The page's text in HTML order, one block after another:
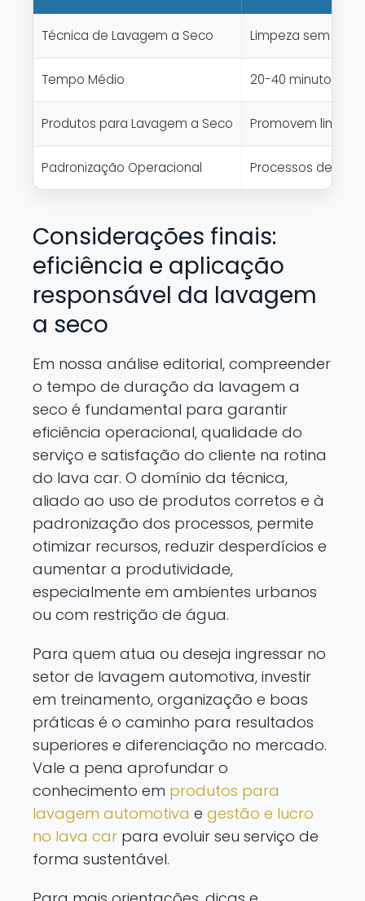
Técnica de Lavagem a Seco Limpeza sem
Tempo Médio 20-40 minutos
Produtos para Lavagem a Seco Promovem
Padronização Operacional Processos
Considerações finais:
eficiência e aplicação
responsável da lavagem
a seco
Em nossa análise editorial, compreender
o tempo de duração da lavagem a
seco é fundamental para garantir
eficiência operacional, qualidade do
serviço e satisfação do cliente na rotina
do lava car. O domínio da técnica,
aliado ao uso de produtos corretos e à
padronização dos processos, permite
otimizar recursos, reduzir desperdícios e
aumentar a produtividade,
especialmente em ambientes urbanos
ou com restrição de água.
Para quem atua ou deseja ingressar no
setor de lavagem automotiva, investir
em treinamento, organização e boas
práticas é o caminho para resultados
superiores e diferenciação no mercado.
Vale a pena aprofundar o
conhecimento em produtos para
lavagem automotiva e gestão e lucro
no lava car para evoluir seu serviço de
forma sustentável.